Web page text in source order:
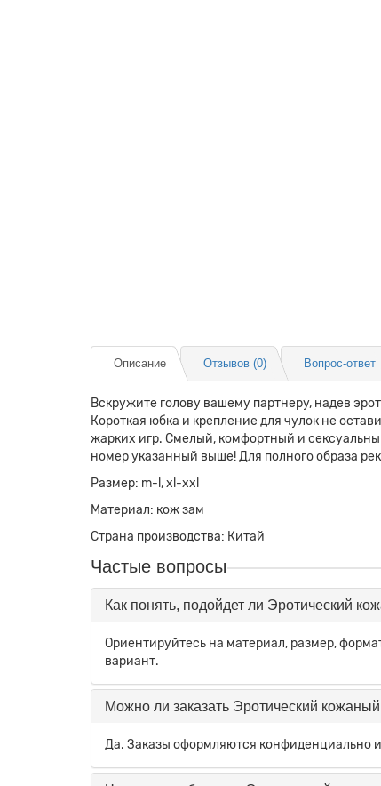
Описание Отзывов (0) Вопрос-ответ
Вскружите голову вашему партнеру, надев
Короткая юбка и крепление для чулок не
жарких игр. Смелый, комфортный и
номер указанный выше! Для полного образа
Размер: m-l, xl-xxl
Материал: кож зам
Страна производства: Китай
Частые вопросы
Как понять, подойдет ли Эротический
Ориентируйтесь на материал, размер,
вариант.
Можно ли заказать Эротический
Да. Заказы оформляются конфиденциально